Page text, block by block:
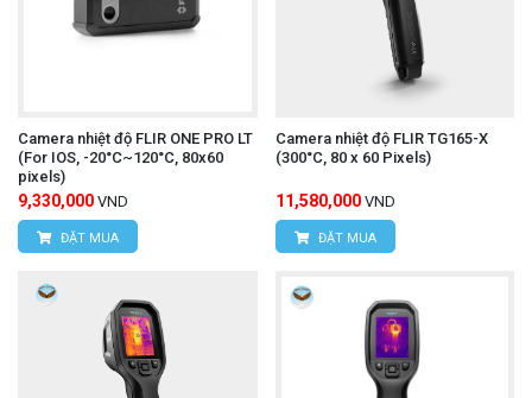
Camera nhiệt độ FLIR ONE PRO LT
(For IOS, -20°C~120°C, 80x60
pixels)
9,330,000 VND
ĐẶT MUA
Camera nhiệt độ FLIR TG165-X
(300°C, 80 x 60 Pixels)
11,580,000 VND
ĐẶT MUA